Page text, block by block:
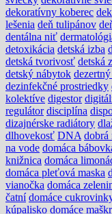
dekoratívny koberec
lešenia deň tulipánov
dentálna niť
detoxikácia detská izba
detská tvorivosť detská
detský nábytok
dezinfekčné prostriedky
kolektíve digestor
regulátor disciplína
dizajnérske radiátory
dlhovekosť DNA dobrá
na vode domáca
knižnica domáca
domáca pleťová maska
vianočka domáca
čatní domáce
kúpalisko domáce